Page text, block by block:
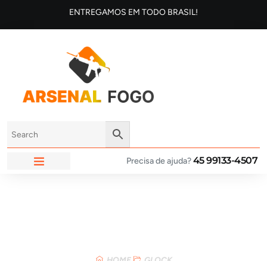
ENTREGAMOS EM TODO BRASIL!
Precisa de ajuda?45 99133-4507